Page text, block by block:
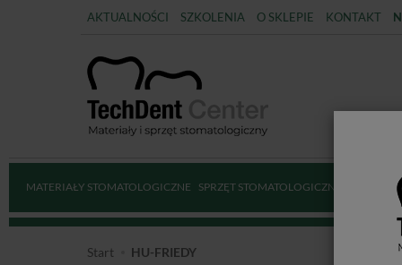
AKTUALNOŚCI SZKOLENIA O SKLEPIE KONTAKT
MATERIAŁY STOMATOLOGICZNE SPRZĘT STOMATOLOGICZNY
Start HU-FRIEDY